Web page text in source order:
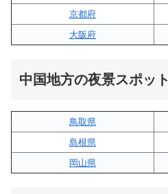
京都府
大阪府
中国地方の夜景スポット
鳥取県
島根県
岡山県